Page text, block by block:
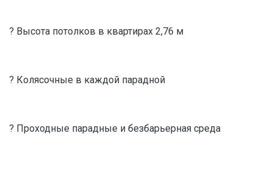
? Высота потолков в квартирах 2,76 м
? Колясочные в каждой парадной
? Проходные парадные и безбарьерная среда